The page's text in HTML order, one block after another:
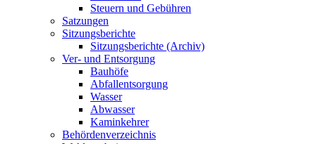
Steuern und Gebühren
Satzungen
Sitzungsberichte
Sitzungsberichte (Archiv)
Ver- und Entsorgung
Bauhöfe
Abfallentsorgung
Wasser
Abwasser
Kaminkehrer
Behördenverzeichnis